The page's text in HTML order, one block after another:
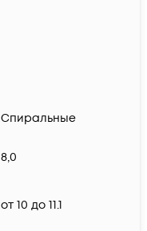
Спиральные
8,0
от 10 до 11.1